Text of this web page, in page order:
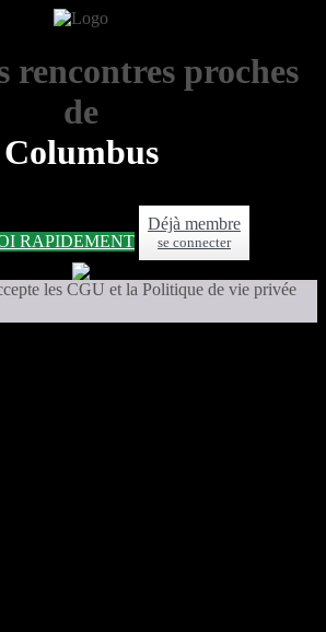
rencontres proches
de
Columbus
RAPIDEMENT
Déjà membre
se connecter
les CGU et la Politique de vie privée